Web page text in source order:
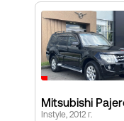
Instyle, 2012 г.